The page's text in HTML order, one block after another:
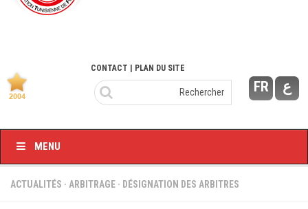
Ligue I – 2020/2021
Ligue I – 2019/2020
Feuilles de match 2018/2019
FR ع
CONTACT | PLAN DU SITE
MENU
ACTUALITÉS · ARBITRAGE · DÉSIGNATION DES ARBITRES